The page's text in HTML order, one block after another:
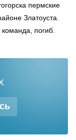
пермские
Златоуста.
погиб.